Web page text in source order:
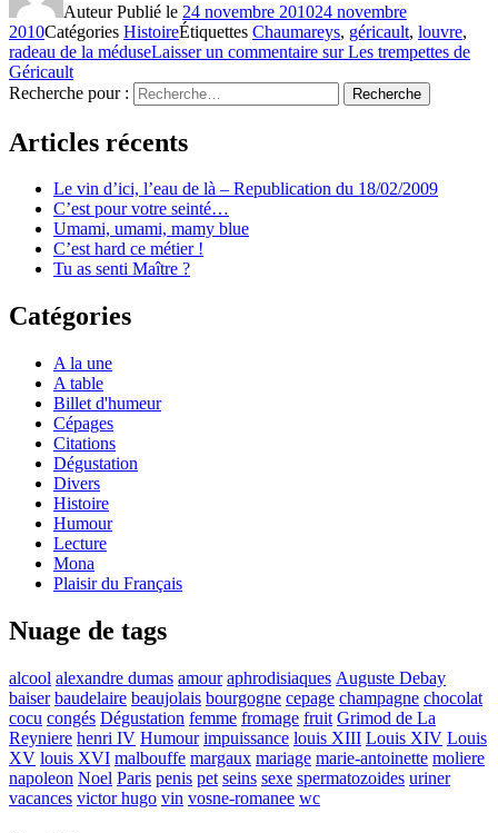
AuteurPublié le 24 novembre 201024 novembre
2010Catégories HistoireÉtiquettes Chaumareys, géricault, louvre,
radeau de la méduseLaisser un commentaire sur Les trempettes de
Géricault
Recherche pour :
Recherche
Articles récents
Le vin d’ici, l’eau de là – Republication du 18/02/2009
C’est pour votre seinté…
Umami, umami, mamy blue
C’est hard ce métier !
Tu as senti Maître ?
Catégories
A la une
A table
Billet d'humeur
Cépages
Citations
Dégustation
Divers
Histoire
Humour
Lecture
Mona
Plaisir du Français
Nuage de tags
alcool alexandre dumas amour aphrodisiaques Auguste Debay
baiser baudelaire beaujolais bourgogne cepage champagne chocolat
cocu congés Dégustation femme fromage fruit Grimod de La
Reyniere henri IV Humour impuissance louis XIII Louis XIV Louis
XV louis XVI malbouffe margaux mariage marie-antoinette moliere
napoleon Noel Paris penis pet seins sexe spermatozoides uriner
vacances victor hugo vin vosne-romanee wc